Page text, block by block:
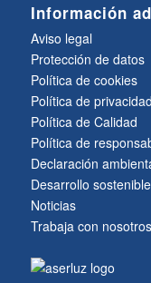
Información
Aviso legal
Protección de datos
Política de cookies
Política de privacidad
Política de Calidad
Política de
Declaración
Desarrollo sostenible
Noticias
Trabaja con nosotros